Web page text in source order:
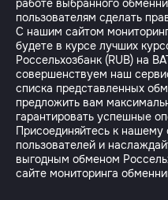
работе выбранного
пользователям сделать
С нашим сайтом
будете в курсе лучших
Россельхозбанк (RUB) на
совершенствуем наш
списка представленных
предложить вам
гарантировать успешные
Присоединяйтесь к
пользователей и
выгодным обменом